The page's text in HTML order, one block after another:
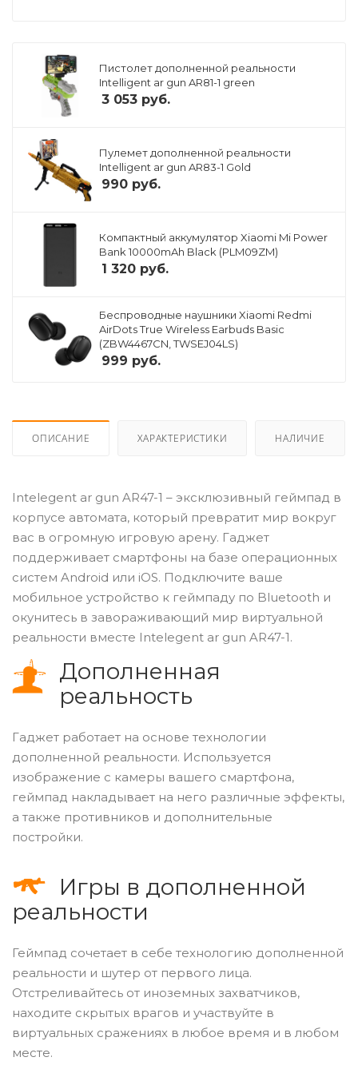
Пистолет дополненной реальности
Intelligent ar gun AR81-1 green
3 053 руб.
Пулемет дополненной реальности
Intelligent ar gun AR83-1 Gold
990 руб.
Компактный аккумулятор Xiaomi Mi Power
Bank 10000mAh Black (PLM09ZM)
1 320 руб.
Беспроводные наушники Xiaomi Redmi
AirDots True Wireless Earbuds Basic
(ZBW4467CN, TWSEJ04LS)
999 руб.
ОПИСАНИЕ ХАРАКТЕРИСТИКИ НАЛИЧИЕ
Intelegent ar gun AR47-1 – эксклюзивный геймпад в
корпусе автомата, который превратит мир вокруг
вас в огромную игровую арену. Гаджет
поддерживает смартфоны на базе операционных
систем Android или iOS. Подключите ваше
мобильное устройство к геймпаду по Bluetooth и
окунитесь в завораживающий мир виртуальной
реальности вместе Intelegent ar gun AR47-1.
Дополненная
реальность
Гаджет работает на основе технологии
дополненной реальности. Используется
изображение с камеры вашего смартфона,
геймпад накладывает на него различные эффекты,
а также противников и дополнительные
постройки.
Игры в дополненной
реальности
Геймпад сочетает в себе технологию дополненной
реальности и шутер от первого лица.
Отстреливайтесь от иноземных захватчиков,
находите скрытых врагов и участвуйте в
виртуальных сражениях в любое время и в любом
месте.